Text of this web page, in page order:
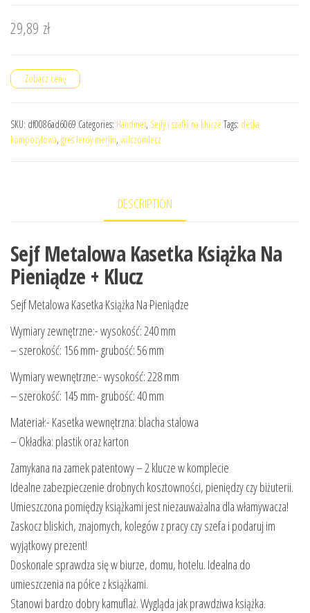
29,89 zł
Zobacz cenę
SKU: df0086ad6069 Categories: Handmet, Sejfy i szafki na klucze Tags: deska
kompozytowa, gres leroy merlin, wilczomlecz
DESCRIPTION
Sejf Metalowa Kasetka Książka Na
Pieniądze + Klucz
Sejf Metalowa Kasetka Książka Na Pieniądze
Wymiary zewnętrzne:- wysokość: 240 mm
– szerokość: 156 mm- grubość: 56 mm
Wymiary wewnętrzne:- wysokość: 228 mm
– szerokość: 145 mm- grubość: 40 mm
Materiał:- Kasetka wewnętrzna: blacha stalowa
– Okładka: plastik oraz karton
Zamykana na zamek patentowy – 2 klucze w komplecie
Idealne zabezpieczenie drobnych kosztowności, pieniędzy czy biżuterii.
Umieszczona pomiędzy książkami jest niezauważalna dla włamywacza!
Zaskocz bliskich, znajomych, kolegów z pracy czy szefa i podaruj im
wyjątkowy prezent!
Doskonale sprawdza się w biurze, domu, hotelu. Idealna do
umieszczenia na półce z książkami.
Stanowi bardzo dobry kamuflaż. Wygląda jak prawdziwa książka.